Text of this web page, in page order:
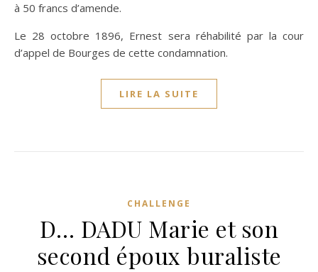
à 50 francs d’amende.
Le 28 octobre 1896, Ernest sera réhabilité par la cour
d’appel de Bourges de cette condamnation.
LIRE LA SUITE
CHALLENGE
D… DADU Marie et son
second époux buraliste